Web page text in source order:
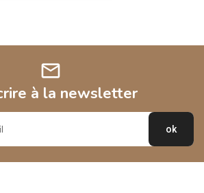
mail
à la newsletter